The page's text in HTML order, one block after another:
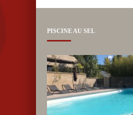
PISCINE AU SEL